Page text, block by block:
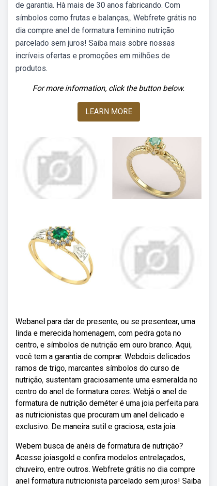
de garantia. Hà mais de 30 anos fabricando. Com
símbolos como frutas e balanças,. Webfrete grátis no
dia compre anel de formatura feminino nutrição
parcelado sem juros! Saiba mais sobre nossas
incríveis ofertas e promoções em milhões de
produtos.
For more information, click the button below.
LEARN MORE
Webanel para dar de presente, ou se presentear, uma
linda e merecida homenagem, com pedra gota no
centro, e símbolos de nutrição em ouro branco. Aqui,
você tem a garantia de comprar. Webdois delicados
ramos de trigo, marcantes símbolos do curso de
nutrição, sustentam graciosamente uma esmeralda no
centro do anel de formatura ceres. Webjá o anel de
formatura de nutrição deméter é uma joia perfeita para
as nutricionistas que procuram um anel delicado e
exclusivo. De maneira sutil e graciosa, esta joia.
Webem busca de anéis de formatura de nutrição?
Acesse joiasgold e confira modelos entrelaçados,
chuveiro, entre outros. Webfrete grátis no dia compre
anel formatura nutricionista parcelado sem juros! Saiba